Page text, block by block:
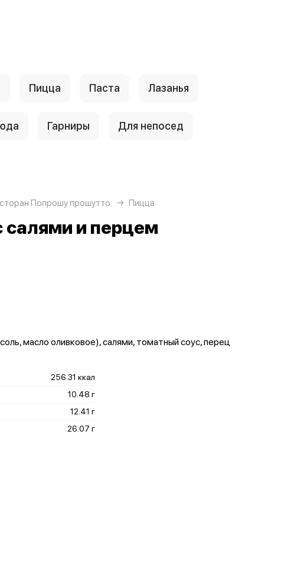
Пицца Паста Лазанья
Гарниры Для непосед
Попрошу прошутто Пицца
и перцем
масло оливковое), салями, томатный соус, перец
256.31 ккал
10.48 г
12.41 г
26.07 г